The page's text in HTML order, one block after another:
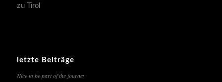
zu Tirol
letzte Beiträge
Nice to be part of the journey